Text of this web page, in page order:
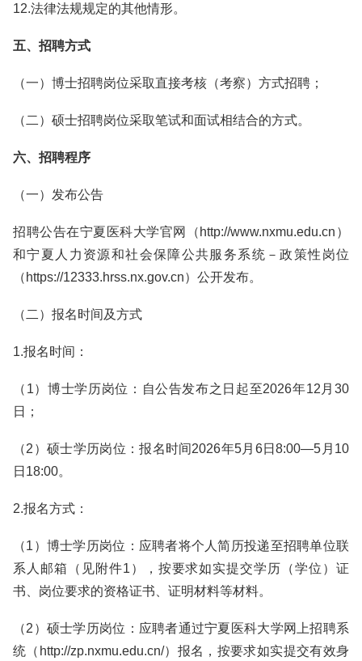
12.法律法规规定的其他情形。
五、招聘方式
（一）博士招聘岗位采取直接考核（考察）方式招聘；
（二）硕士招聘岗位采取笔试和面试相结合的方式。
六、招聘程序
（一）发布公告
招聘公告在宁夏医科大学官网（http://www.nxmu.edu.cn）
和宁夏人力资源和社会保障公共服务系统－政策性岗位
（https://12333.hrss.nx.gov.cn）公开发布。
（二）报名时间及方式
1.报名时间：
（1）博士学历岗位：自公告发布之日起至2026年12月30
日；
（2）硕士学历岗位：报名时间2026年5月6日8:00—5月10
日18:00。
2.报名方式：
（1）博士学历岗位：应聘者将个人简历投递至招聘单位联
系人邮箱（见附件1），按要求如实提交学历（学位）证
书、岗位要求的资格证书、证明材料等材料。
（2）硕士学历岗位：应聘者通过宁夏医科大学网上招聘系
统（http://zp.nxmu.edu.cn/）报名，按要求如实提交有效身